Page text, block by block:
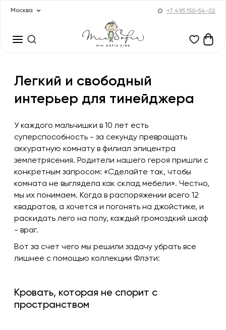
Москва +7 495 150-54-02
Легкий и свободный
интерьер для тинейджера
У каждого мальчишки в 10 лет есть
суперспособность - за секунду превращать
аккуратную комнату в филиал эпицентра
землетрясения. Родители нашего героя пришли с
конкретным запросом: «Сделайте так, чтобы
комната не выглядела как склад мебели». Честно,
мы их понимаем. Когда в распоряжении всего 12
квадратов, а хочется и погонять на джойстике, и
раскидать лего на полу, каждый громоздкий шкаф
- враг.
Вот за счет чего мы решили задачу убрать все
лишнее с помощью коллекции Флэти:
Кровать, которая не спорит с
пространством